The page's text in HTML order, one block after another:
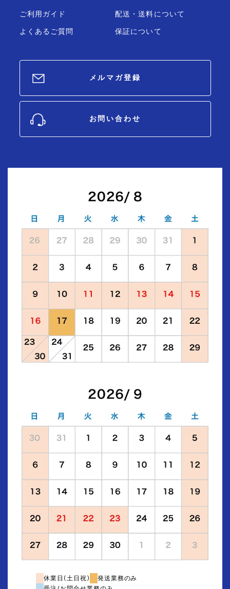
ご利用ガイド
よくあるご質問
配送・送料について
保証について
メルマガ登録
お問い合わせ
休業日(土日祝)
発送業務のみ